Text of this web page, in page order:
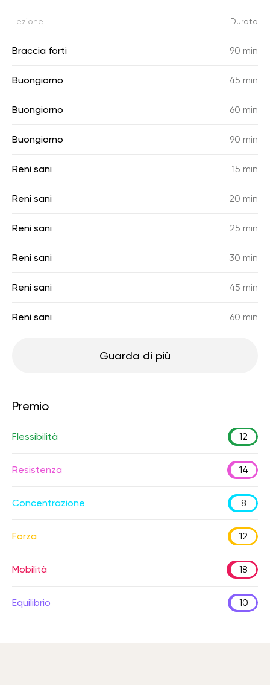
Lezione Durata
Braccia forti 90 min
Buongiorno 45 min
Buongiorno 60 min
Buongiorno 90 min
Reni sani 15 min
Reni sani 20 min
Reni sani 25 min
Reni sani 30 min
Reni sani 45 min
Reni sani 60 min
Guarda di più
Premio
Flessibilità 12
Resistenza 14
Concentrazione 8
Forza 12
Mobilità 18
Equilibrio 10